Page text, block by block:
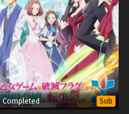
Completed Sub